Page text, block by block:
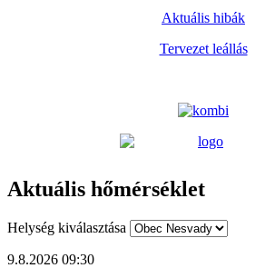
Aktuális hibák
Tervezet leállás
Aktuális hőmérséklet
Helység kiválasztása
9.8.2026 09:30